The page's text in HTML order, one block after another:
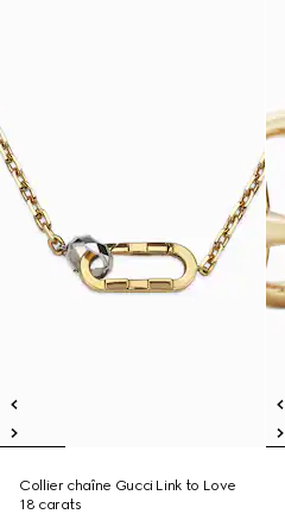
Collier chaîne Gucci Link to Love
18 carats